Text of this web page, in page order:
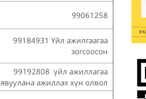
99061258
99184931 Үйл ажилгаагаа
зогсоосон
99192808 үйл ажиллагаа
явуулана ажиллах хүн олвол